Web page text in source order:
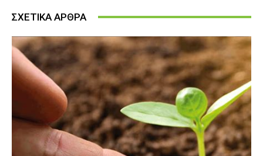
ΣΧΕΤΙΚΑ ΑΡΘΡΑ